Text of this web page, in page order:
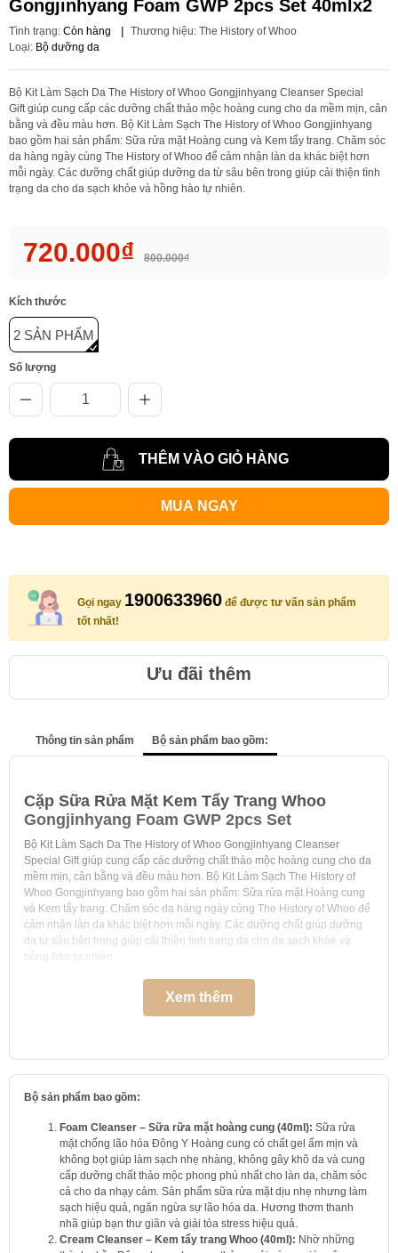
Gongjinhyang Foam GWP 2pcs Set 40mlx2
Tình trạng: Còn hàng Thương hiệu: The History of Whoo
Loại: Bộ dưỡng da
Bộ Kit Làm Sạch Da The History of Whoo Gongjinhyang Cleanser Special
Gift giúp cung cấp các dưỡng chất thảo mộc hoàng cung cho da mềm mịn, cân
bằng và đều màu hơn. Bộ Kit Làm Sạch The History of Whoo Gongjinhyang
bao gồm hai sản phẩm: Sữa rửa mặt Hoàng cung và Kem tẩy trang. Chăm sóc
da hàng ngày cùng The History of Whoo để cảm nhận làn da khác biệt hơn
mỗi ngày. Các dưỡng chất giúp dưỡng da từ sâu bên trong giúp cải thiện tình
trạng da cho da sạch khỏe và hồng hào tự nhiên.
720.000₫ 800.000₫
Kích thước
2 SẢN PHẨM
Số lượng
THÊM VÀO GIỎ HÀNG
MUA NGAY
Gọi ngay 1900633960 để được tư vấn sản phẩm
tốt nhất!
Ưu đãi thêm
Thông tin sản phẩm Bộ sản phẩm bao gồm:
Cặp Sữa Rửa Mặt Kem Tẩy Trang Whoo
Gongjinhyang Foam GWP 2pcs Set
Bộ Kit Làm Sạch Da The History of Whoo Gongjinhyang Cleanser
Special Gift giúp cung cấp các dưỡng chất thảo mộc hoàng cung cho da
mềm mịn, cân bằng và đều màu hơn. Bộ Kit Làm Sạch The History of
Whoo Gongjinhyang bao gồm hai sản phẩm: Sữa rửa mặt Hoàng cung
và Kem tẩy trang. Chăm sóc da hàng ngày cùng The History of Whoo để
cảm nhận làn da khác biệt hơn mỗi ngày. Các dưỡng chất giúp dưỡng
da từ sâu bên trong giúp cải thiện tình trạng da cho da sạch khỏe và
Xem thêm
Bộ sản phẩm bao gồm:
Foam Cleanser – Sữa rữa mặt hoàng cung (40ml): Sữa rửa
mặt chống lão hóa Đông Y Hoàng cung có chất gel ẩm mịn và
không bọt giúp làm sạch nhẹ nhàng, không gây khô da và cung
cấp dưỡng chất thảo mộc phong phú nhất cho làn da, chăm sóc
cả cho da nhạy cảm. Sản phẩm sữa rửa mặt dịu nhẹ nhưng làm
sạch hiệu quả, ngăn ngừa sự lão hóa da. Hương thơm thanh
nhã giúp bạn thư giãn và giải tỏa stress hiệu quả.
Cream Cleanser – Kem tẩy trang Whoo (40ml): Nhờ những